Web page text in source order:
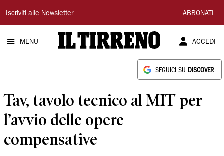
Il
Tirreno
Iscriviti alle Newsletter ABBONATI
MENU ACCEDI
SEGUICI SU DISCOVER
Tav, tavolo tecnico al MIT per
l’avvio delle opere
compensative